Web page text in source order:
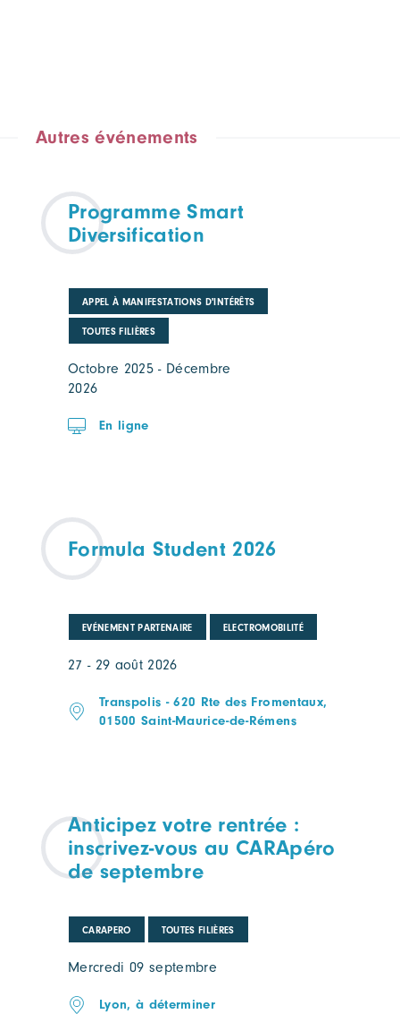
Autres événements
Programme Smart
Diversification
APPEL À MANIFESTATIONS D'INTÉRÊTS
TOUTES FILIÈRES
Octobre 2025 - Décembre
2026
En ligne
Formula Student 2026
EVÉNEMENT PARTENAIRE ELECTROMOBILITÉ
27 - 29 août 2026
Transpolis - 620 Rte des Fromentaux,
01500 Saint-Maurice-de-Rémens
Anticipez votre rentrée :
inscrivez-vous au CARApéro
de septembre
CARAPERO TOUTES FILIÈRES
Mercredi 09 septembre
Lyon, à déterminer